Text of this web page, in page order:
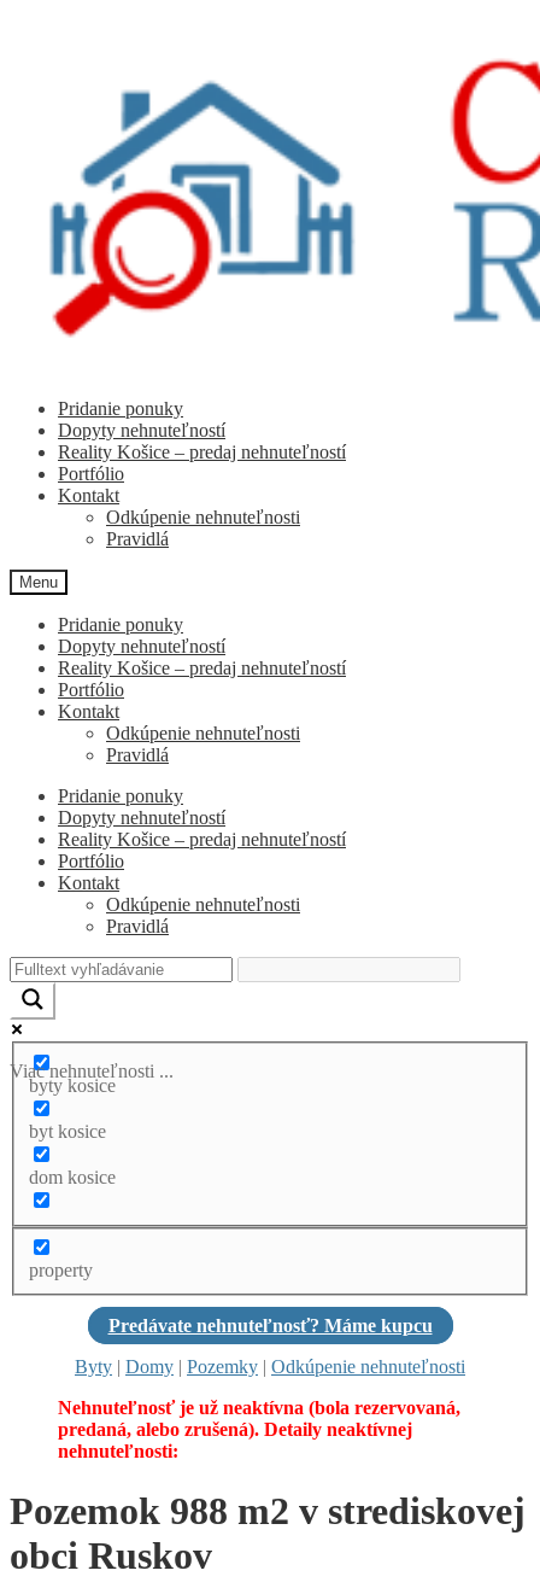
Pridanie ponuky
Dopyty nehnuteľností
Reality Košice – predaj nehnuteľností
Portfólio
Kontakt
Odkúpenie nehnuteľnosti
Pravidlá
Menu
Pridanie ponuky
Dopyty nehnuteľností
Reality Košice – predaj nehnuteľností
Portfólio
Kontakt
Odkúpenie nehnuteľnosti
Pravidlá
Pridanie ponuky
Dopyty nehnuteľností
Reality Košice – predaj nehnuteľností
Portfólio
Kontakt
Odkúpenie nehnuteľnosti
Pravidlá
Viac nehnuteľnosti ...
byty kosice
byt kosice
dom kosice
property
Predávate nehnuteľnosť? Máme kupcu
Byty | Domy | Pozemky | Odkúpenie nehnuteľnosti
Nehnuteľnosť je už neaktívna (bola rezervovaná,
predaná, alebo zrušená). Detaily neaktívnej
nehnuteľnosti:
Pozemok 988 m2 v strediskovej
obci Ruskov